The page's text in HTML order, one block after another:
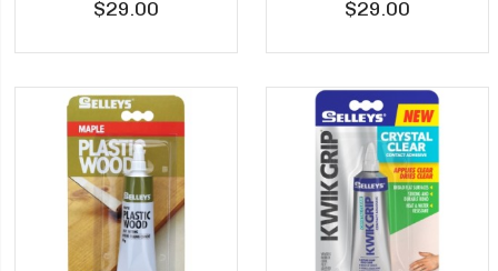
$29.00 $29.00